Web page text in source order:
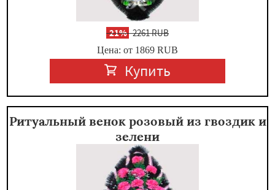
-21%2261 RUB
Цена: от 1869 RUB
Купить
Ритуальный венок розовый из гвоздик и
зелени